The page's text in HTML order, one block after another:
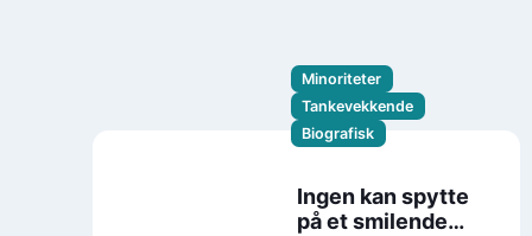
Minoriteter
Tankevekkende
Biografisk
Ingen kan spytte
på et smilende